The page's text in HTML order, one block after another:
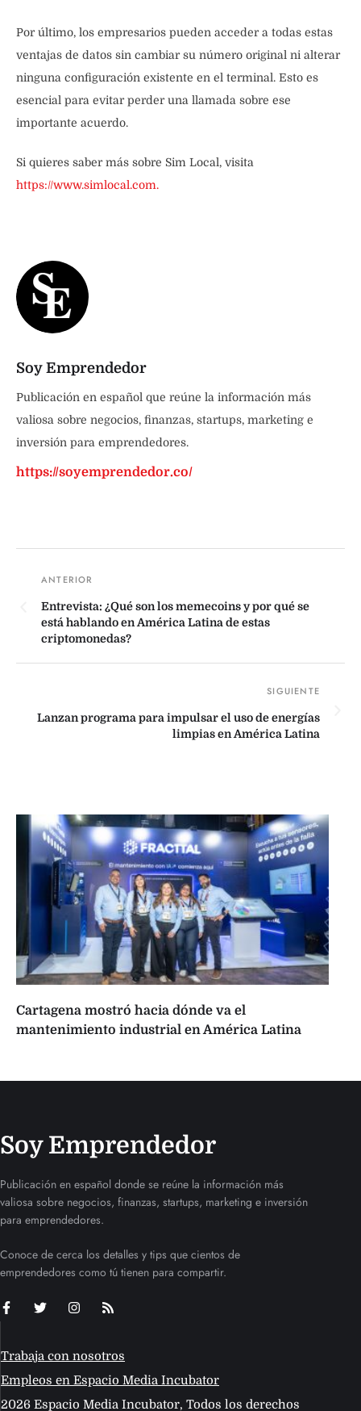
Por último, los empresarios pueden acceder a todas estas
ventajas de datos sin cambiar su número original ni alterar
ninguna configuración existente en el terminal. Esto es
esencial para evitar perder una llamada sobre ese
importante acuerdo.
Si quieres saber más sobre Sim Local, visita
https://www.simlocal.com.
Soy Emprendedor
Publicación en español que reúne la información más
valiosa sobre negocios, finanzas, startups, marketing e
inversión para emprendedores.
https://soyemprendedor.co/
Entrevista: ¿Qué son los memecoins y por qué se
está hablando en América Latina de estas
criptomonedas?
Lanzan programa para impulsar el uso de energías
limpias en América Latina
Cartagena mostró hacia dónde va el
mantenimiento industrial en América Latina
Soy Emprendedor
Publicación en español donde se reúne la información más
valiosa sobre negocios, finanzas, startups, marketing e inversión
para emprendedores.
Conoce de cerca los detalles y tips que cientos de
emprendedores como tú tienen para compartir.
Trabaja con nosotros
Empleos en Espacio Media Incubator
2026 Espacio Media Incubator, Todos los derechos